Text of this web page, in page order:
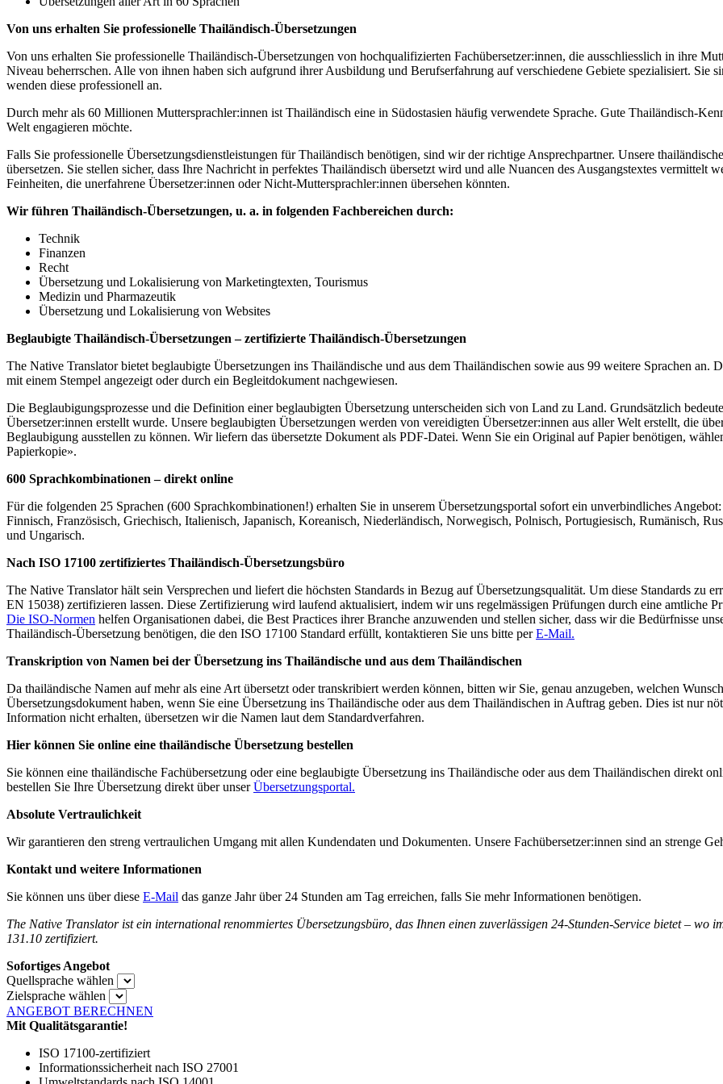
Von uns erhalten Sie professionelle Thailändisch-Übersetzungen
Von uns erhalten Sie professionelle Thailändisch-Übersetzungen von hochqualifizierten Fachübersetzer:innen, die ausschliesslich in ihre
Niveau beherrschen. Alle von ihnen haben sich aufgrund ihrer Ausbildung und Berufserfahrung auf verschiedene Gebiete spezialisiert. Sie
wenden diese professionell an.
Durch mehr als 60 Millionen Muttersprachler:innen ist Thailändisch eine in Südostasien häufig verwendete Sprache. Gute Thailändisch-
Welt engagieren möchte.
Falls Sie professionelle Übersetzungsdienstleistungen für Thailändisch benötigen, sind wir der richtige Ansprechpartner. Unsere
übersetzen. Sie stellen sicher, dass Ihre Nachricht in perfektes Thailändisch übersetzt wird und alle Nuancen des Ausgangstextes vermittelt
Feinheiten, die unerfahrene Übersetzer:innen oder Nicht-Muttersprachler:innen übersehen könnten.
Wir führen Thailändisch-Übersetzungen, u. a. in folgenden Fachbereichen durch:
Technik
Finanzen
Recht
Übersetzung und Lokalisierung von Marketingtexten, Tourismus
Medizin und Pharmazeutik
Übersetzung und Lokalisierung von Websites
Beglaubigte Thailändisch-Übersetzungen – zertifizierte Thailändisch-Übersetzungen
The Native Translator bietet beglaubigte Übersetzungen ins Thailändische und aus dem Thailändischen sowie aus 99 weitere Sprachen
mit einem Stempel angezeigt oder durch ein Begleitdokument nachgewiesen.
Die Beglaubigungsprozesse und die Definition einer beglaubigten Übersetzung unterscheiden sich von Land zu Land. Grundsätzlich
Übersetzer:innen erstellt wurde. Unsere beglaubigten Übersetzungen werden von vereidigten Übersetzer:innen aus aller Welt erstellt, die
Beglaubigung ausstellen zu können. Wir liefern das übersetzte Dokument als PDF-Datei. Wenn Sie ein Original auf Papier benötigen,
Papierkopie».
600 Sprachkombinationen – direkt online
Für die folgenden 25 Sprachen (600 Sprachkombinationen!) erhalten Sie in unserem Übersetzungsportal sofort ein unverbindliches
Finnisch, Französisch, Griechisch, Italienisch, Japanisch, Koreanisch, Niederländisch, Norwegisch, Polnisch, Portugiesisch, Rumänisch,
und Ungarisch.
Nach ISO 17100 zertifiziertes Thailändisch-Übersetzungsbüro
The Native Translator hält sein Versprechen und liefert die höchsten Standards in Bezug auf Übersetzungsqualität. Um diese Standards zu
EN 15038) zertifizieren lassen. Diese Zertifizierung wird laufend aktualisiert, indem wir uns regelmässigen Prüfungen durch eine amtliche
Die ISO-Normen helfen Organisationen dabei, die Best Practices ihrer Branche anzuwenden und stellen sicher, dass wir die Bedürfnisse
Thailändisch-Übersetzung benötigen, die den ISO 17100 Standard erfüllt, kontaktieren Sie uns bitte perE-Mail.
Transkription von Namen bei der Übersetzung ins Thailändische und aus dem Thailändischen
Da thailändische Namen auf mehr als eine Art übersetzt oder transkribiert werden können, bitten wir Sie, genau anzugeben, welchen
Übersetzungsdokument haben, wenn Sie eine Übersetzung ins Thailändische oder aus dem Thailändischen in Auftrag geben. Dies ist nur
Information nicht erhalten, übersetzen wir die Namen laut dem Standardverfahren.
Hier können Sie online eine thailändische Übersetzung bestellen
Sie können eine thailändische Fachübersetzung oder eine beglaubigte Übersetzung ins Thailändische oder aus dem Thailändischen direkt
bestellen Sie Ihre Übersetzung direkt über unserÜbersetzungsportal.
Absolute Vertraulichkeit
Wir garantieren den streng vertraulichen Umgang mit allen Kundendaten und Dokumenten. Unsere Fachübersetzer:innen sind an strenge
Kontakt und weitere Informationen
Sie können uns über diese E-Mail das ganze Jahr über 24 Stunden am Tag erreichen, falls Sie mehr Informationen benötigen.
The Native Translator ist ein international renommiertes Übersetzungsbüro, das Ihnen einen zuverlässigen 24-Stunden-Service bietet –
131.10 zertifiziert.
Sofortiges Angebot
Quellsprache wählen
Zielsprache wählen
ANGEBOT BERECHNEN
Mit Qualitätsgarantie!
ISO 17100-zertifiziert
Informationssicherheit nach ISO 27001